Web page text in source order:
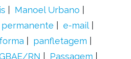
Manoel Urbano
e-mail
panfletagem
RN
Passagem